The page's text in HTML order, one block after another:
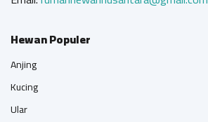
Hewan Populer
Anjing
Kucing
Ular